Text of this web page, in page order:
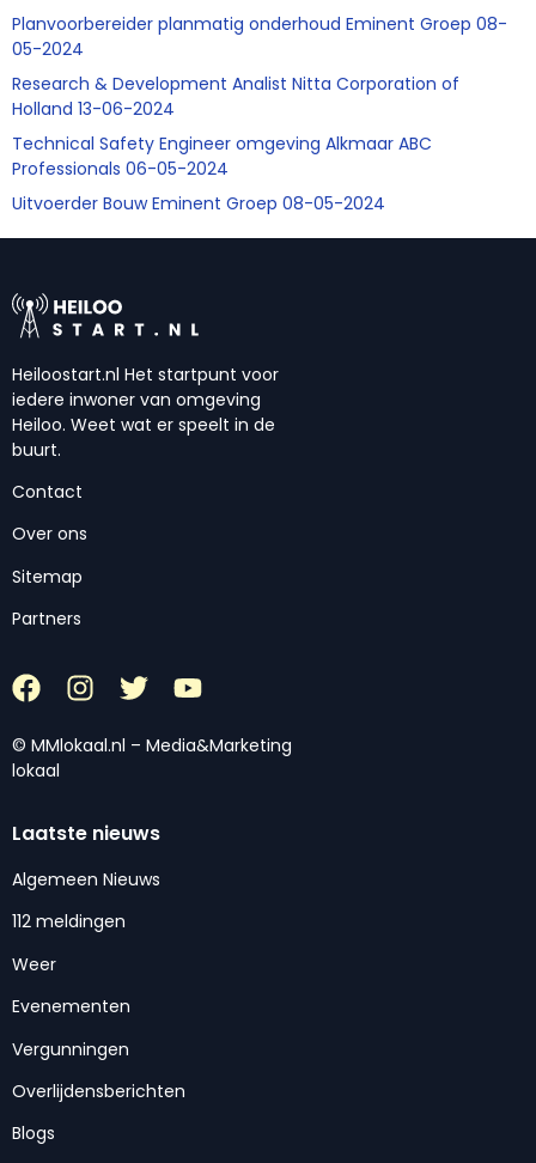
Planvoorbereider planmatig onderhoud Eminent Groep 08-
05-2024
Research & Development Analist Nitta Corporation of
Holland 13-06-2024
Technical Safety Engineer omgeving Alkmaar ABC
Professionals 06-05-2024
Uitvoerder Bouw Eminent Groep 08-05-2024
Heiloostart.nl Het startpunt voor
iedere inwoner van omgeving
Heiloo. Weet wat er speelt in de
buurt.
Contact
Over ons
Sitemap
Partners
© MMlokaal.nl – Media&Marketing
lokaal
Laatste nieuws
Algemeen Nieuws
112 meldingen
Weer
Evenementen
Vergunningen
Overlijdensberichten
Blogs